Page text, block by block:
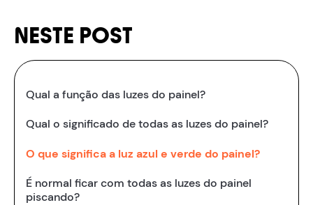
NESTE POST
Qual a função das luzes do painel?
Qual o significado de todas as luzes do painel?
O que significa a luz azul e verde do painel?
É normal ficar com todas as luzes do painel
piscando?